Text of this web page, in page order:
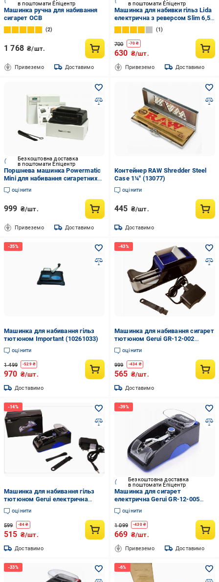
в поштомати Епіцентр
Машинка ручна для набивання
сигарет OCB
2
1 768 ₴/шт.
Привеземо Доставимо
в поштомати Епіцентр
Машинка для набивки гільз Lida
електрична з реверсом Slim 6,5
мм Червоний
1
700 -70 ₴
630 ₴/шт.
Привеземо Доставимо
Безкоштовна доставка
в поштомати Епіцентр
Поршнева машинка Powermatic
Mini для набивання сигаретних
гільз
оцінити
999 ₴/шт.
Привеземо Доставимо
Контейнер RAW Shredder Steel
Case 1¼" (13077)
оцінити
445 ₴/шт.
Доставимо
Машинка для набивання гільз
тютюном Important (10261033)
оцінити
1 499 -529₴
970 ₴/шт.
Доставимо
Машинка для набивання сигарет
тютюном Gerui GR-12-002
електрична (10261281)
оцінити
999 -434 ₴
565 ₴/шт.
Доставимо
Машинка для набивання гільз
тютюном Gerui електрична
(10261263)
оцінити
599 -84 ₴
515 ₴/шт.
Доставимо
Безкоштовна доставка
в поштомати Епіцентр
Машинка для сигарет
електрична Gerui GR-12-005
ручна набивка Синій (25170455)
оцінити
1 099 -430₴
669 ₴/шт.
Привеземо Доставимо